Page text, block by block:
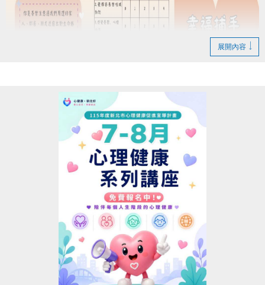
通過「藍帽」等級 (7-8級檢定通過前10名可領取獎
勵)，而三場檢定藍帽獎勵總名額尚餘9名，檢定當日
報名序號前29名中，僅有8名通過藍帽檢定，則您為第
標準(限領最終等級不可選擇)。
[舉例說明] 檢定當日最終通過「藍帽」並符合領
取資格，僅可領藍帽獎勵 (1-6級無法領取)。
若於其他檢定場次通過更高等級，可領
取該等級獎勵，各等級獎勵每人限領一次 (名額有限送
展開內容